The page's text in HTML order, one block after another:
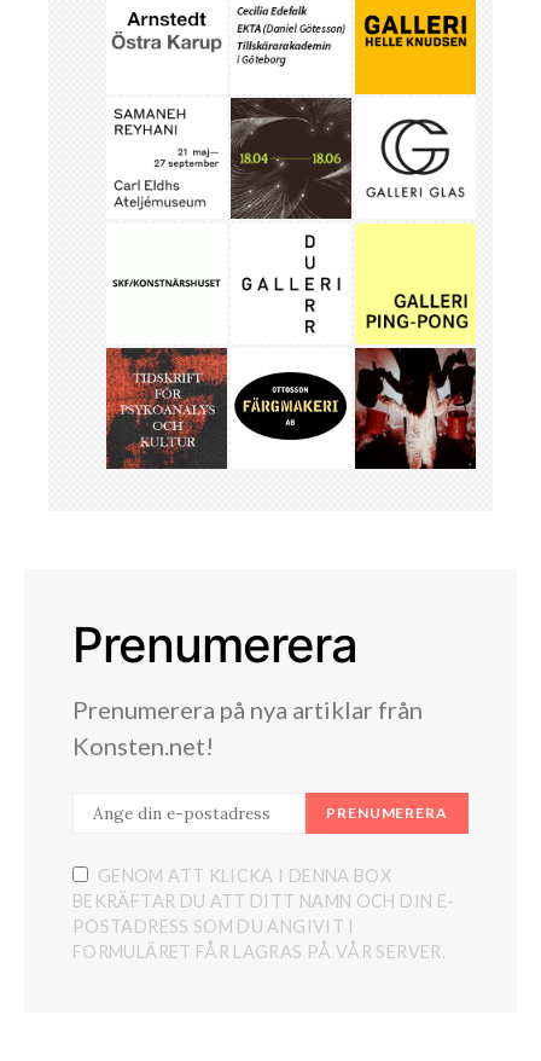
Prenumerera
Prenumerera på nya artiklar från
Konsten.net!
PRENUMERERA
GENOM ATT KLICKA I DENNA BOX
BEKRÄFTAR DU ATT DITT NAMN OCH DIN E-
POSTADRESS SOM DU ANGIVIT I
FORMULÄRET FÅR LAGRAS PÅ VÅR SERVER.